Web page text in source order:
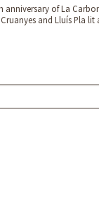
anniversary of La
and Lluís Pla lit